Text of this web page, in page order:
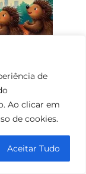
de
Ao clicar em
de cookies.
Aceitar Tudo